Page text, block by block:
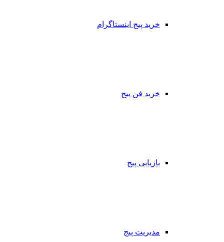
خرید پیج اینستاگرام
خرید فن پیج
بازیابی پیج
مدیریت پیج